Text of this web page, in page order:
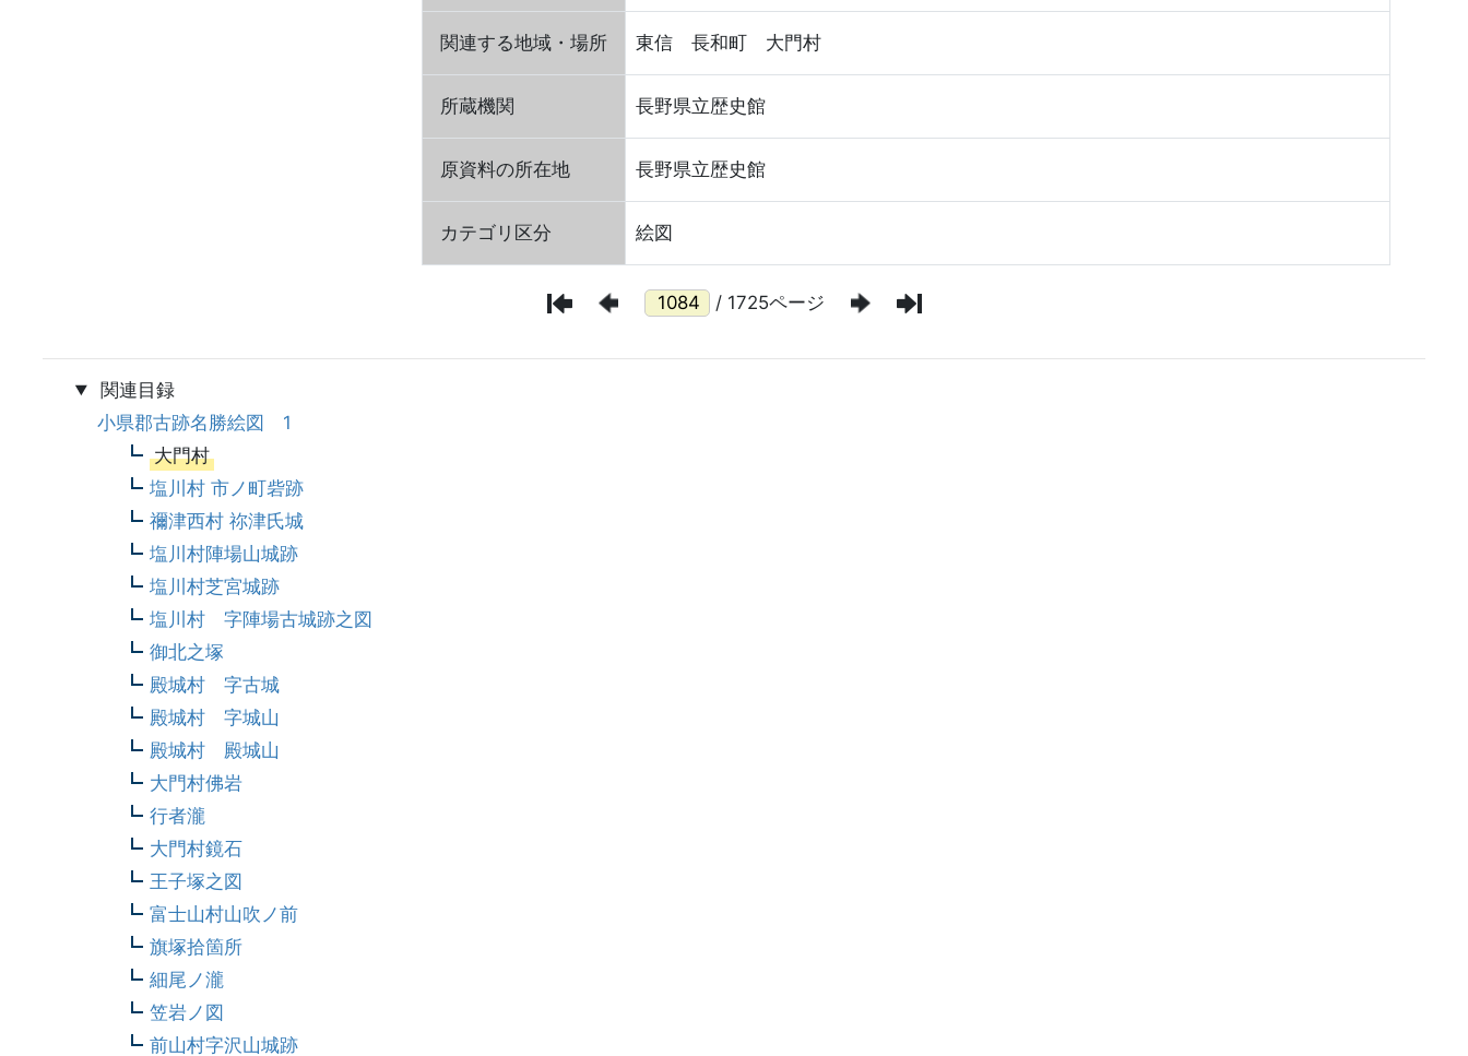
関連する地域・場所 東信 長和町 大門村
所蔵機関 長野県立歴史館
原資料の所在地 長野県立歴史館
カテゴリ区分 絵図
/ 1725ページ
関連目録
小県郡古跡名勝絵図 1
大門村
塩川村 市ノ町砦跡
禰津西村 祢津氏城
塩川村陣場山城跡
塩川村芝宮城跡
塩川村 字陣場古城跡之図
御北之塚
殿城村 字古城
殿城村 字城山
殿城村 殿城山
大門村佛岩
行者瀧
大門村鏡石
王子塚之図
富士山村山吹ノ前
旗塚拾箇所
細尾ノ瀧
笠岩ノ図
前山村字沢山城跡